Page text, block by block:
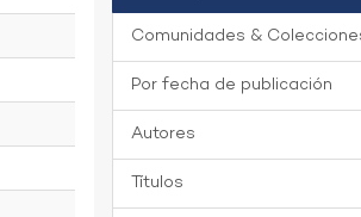
Comunidades &
Por fecha de publicación
Autores
Títulos